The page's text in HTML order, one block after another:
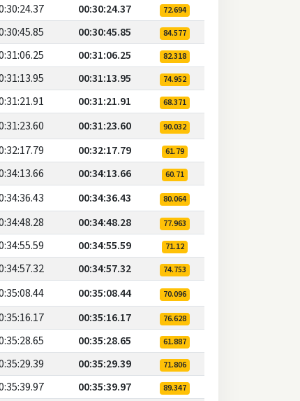
00:30:24.37 72.694
00:30:45.85 84.577
00:31:06.25 82.318
00:31:13.95 74.952
00:31:21.91 68.371
00:31:23.60 90.032
00:32:17.79 61.79
00:34:13.66 60.71
00:34:36.43 80.064
00:34:48.28 77.963
00:34:55.59 71.12
00:34:57.32 74.753
00:35:08.44 70.096
00:35:16.17 76.628
00:35:28.65 61.887
00:35:29.39 71.806
00:35:39.97 89.347